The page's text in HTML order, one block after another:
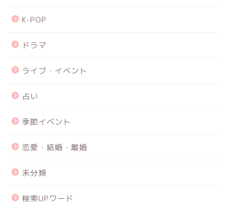
K-POP
ドラマ
ライブ・イベント
占い
季節イベント
恋愛・結婚・離婚
未分類
検索UPワード